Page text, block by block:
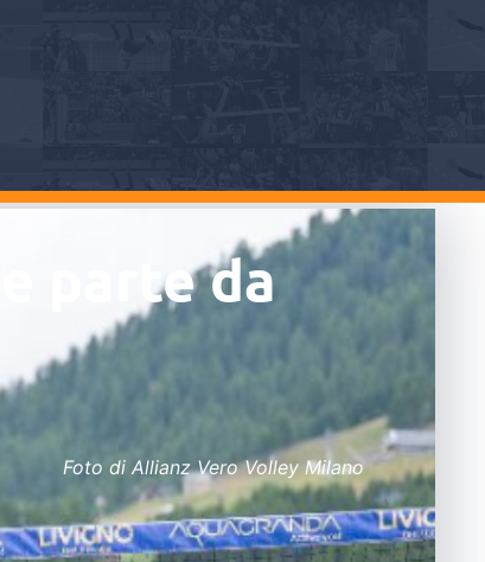
parte da
Foto di Allianz Vero Volley Milano